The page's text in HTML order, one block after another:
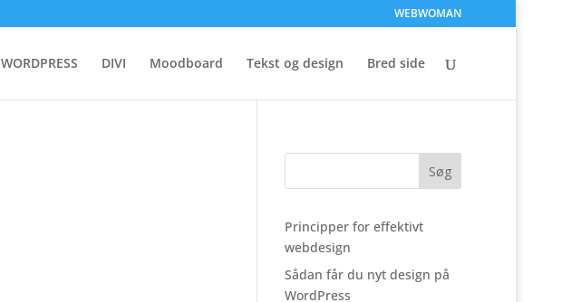
WEBWOMAN
WORDPRESS DIVI Moodboard Tekst og design Bred side
Principper for effektivt
webdesign
Sådan får du nyt design på
WordPress